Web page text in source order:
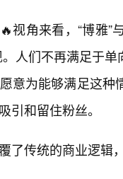
视角来看，“博雅”
。人们不再满足于
意为能够满足这
引和留住粉丝。
了传统的商业逻辑